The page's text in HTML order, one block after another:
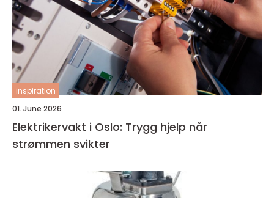
inspiration
01. June 2026
Elektrikervakt i Oslo: Trygg hjelp når
strømmen svikter